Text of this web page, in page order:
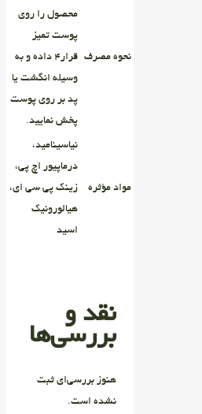
نحوه مصرف
محصول را روی
پوست تمیز
قرار4 داده و به
وسیله انگشت یا
پد بر روی پوست
پخش نمایید.
مواد مؤثره
نیاسینامید،
درماپیور اچ پی،
زینک پی سی ای،
هیالورونیک
اسید
نقد و
بررسی‌ها
هنوز بررسی‌ای ثبت
نشده است.